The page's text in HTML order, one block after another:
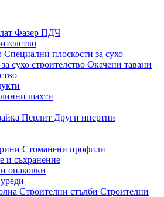
Фазер ПДЧ
Специални плоскости за сухо
сухо строителство Окачени тавани
шахти
Перлит Други инертни
Стоманени профили
и съхранение
опаковки
Строителни стълби Строителни